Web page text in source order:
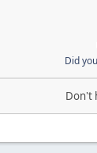
Did
Don't